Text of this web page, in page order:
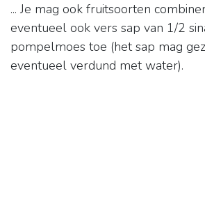
... Je mag ook fruitsoorten
eventueel ook vers sap van 1/2
pompelmoes toe (het sap mag
eventueel verdund met water).